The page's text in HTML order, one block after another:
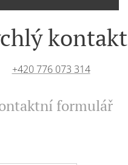
kontakt
+420 776 073 314
formulář